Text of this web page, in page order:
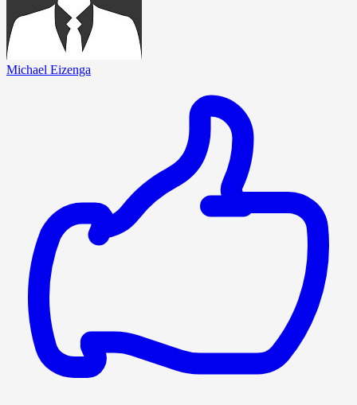
Michael Eizenga